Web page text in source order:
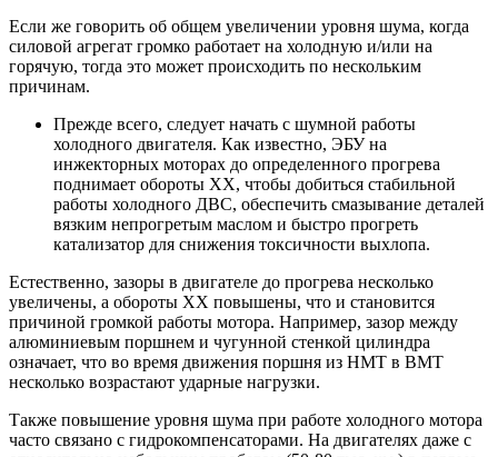
Если же говорить об общем увеличении уровня шума, когда
силовой агрегат громко работает на холодную и/или на
горячую, тогда это может происходить по нескольким
причинам.
Прежде всего, следует начать с шумной работы
холодного двигателя. Как известно, ЭБУ на
инжекторных моторах до определенного прогрева
поднимает обороты ХХ, чтобы добиться стабильной
работы холодного ДВС, обеспечить смазывание деталей
вязким непрогретым маслом и быстро прогреть
катализатор для снижения токсичности выхлопа.
Естественно, зазоры в двигателе до прогрева несколько
увеличены, а обороты ХХ повышены, что и становится
причиной громкой работы мотора. Например, зазор между
алюминиевым поршнем и чугунной стенкой цилиндра
означает, что во время движения поршня из НМТ в ВМТ
несколько возрастают ударные нагрузки.
Также повышение уровня шума при работе холодного мотора
часто связано с гидрокомпенсаторами. На двигателях даже с